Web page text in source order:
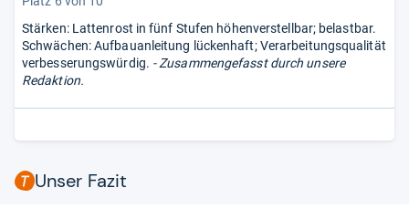
Stärken: Lattenrost in fünf Stufen höhenverstellbar; belastbar.
Schwächen: Aufbauanleitung lückenhaft; Verarbeitungsqualität
verbesserungswürdig. - Zusammengefasst durch unsere
Redaktion.
Unser Fazit